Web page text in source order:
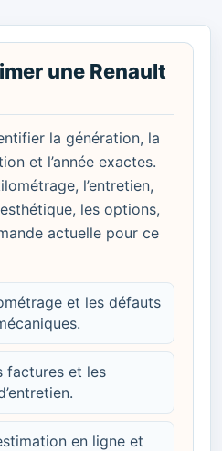
une Renault
la génération, la
et l’année exactes.
l’entretien,
les options,
actuelle pour ce
et les défauts
factures et les
en ligne et